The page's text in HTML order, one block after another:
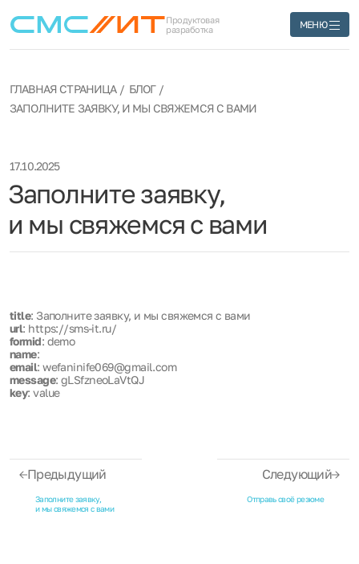
Продуктовая
разработка
МЕНЮ
ГЛАВНАЯ СТРАНИЦА
БЛОГ
ЗАПОЛНИТЕ ЗАЯВКУ, И МЫ СВЯЖЕМСЯ С ВАМИ
Заполните заявку,
и мы свяжемся с вами
17.10.2025
title: Заполните заявку, и мы свяжемся с вами
url: https://sms-it.ru/
formid: demo
name:
email: wefaninife069@gmail.com
message: gLSfzneoLaVtQJ
key: value
Предыдущий
Заполните заявку,
и мы свяжемся с вами
Следующий
Отправь своё резюме